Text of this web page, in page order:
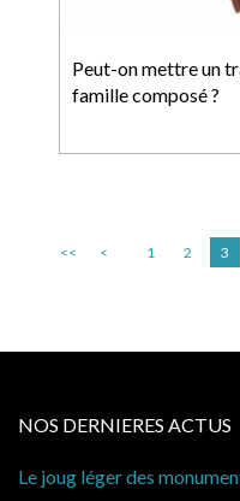
Peut-on mettre un
famille composé ?
<< < 1 2 3
NOS DERNIERES ACTUS
des monuments historiques